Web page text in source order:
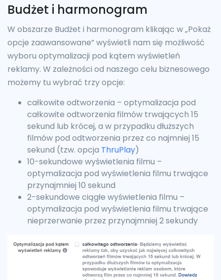
Budżet i harmonogram
W obszarze Budżet i harmonogram klikając w „Pokaż
opcje zaawansowane” wyświetli nam się możliwość
wyboru optymalizacji pod kątem wyświetleń
reklamy. W zależności od naszego celu biznesowego
możemy tu wybrać trzy opcje:
całkowite odtworzenia – optymalizacja pod
całkowite odtworzenia filmów trwających 15
sekund lub krócej, a w przypadku dłuższych
filmów pod odtworzenia przez co najmniej 15
sekund (tzw. opcja ThruPlay)
10-sekundowe wyświetlenia filmu –
optymalizacja pod wyświetlenia filmu trwające
przynajmniej 10 sekund
2-sekundowe ciągłe wyświetlenia filmu –
optymalizacja pod wyświetlenia filmu trwające
nieprzerwanie przez przynajmniej 2 sekundy